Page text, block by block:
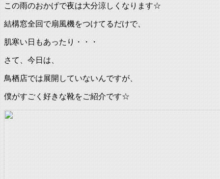
この雨のおかげで夜は大分涼しくなります☆
結構窓全回で扇風機をつけてるだけで、
肌寒い日もあったり・・・
さて、今日は、
鳥栖店では展開していないんですが、
僕がすごく好きな靴をご紹介です☆